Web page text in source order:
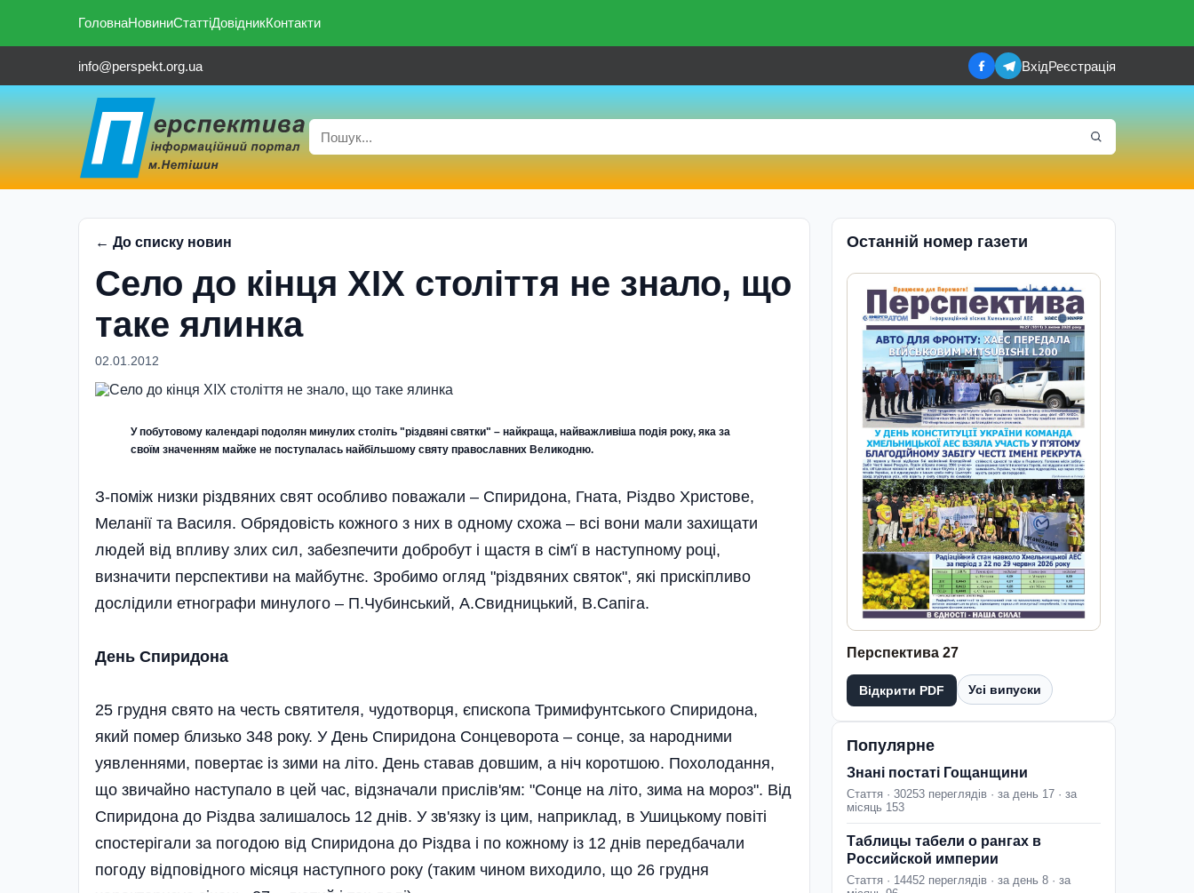
ГоловнаНовиниСтаттіДовідникКонтакти
info@perspekt.org.ua ВхідРеєстрація
← До списку новин
Село до кінця ХІХ століття не знало, що
таке ялинка
02.01.2012
У побутовому календарі подолян минулих століть "різдвяні святки" – найкраща, найважливіша подія року, яка за
своїм значенням майже не поступалась найбільшому святу православних Великодню.
З-поміж низки різдвяних свят особливо поважали – Спиридона, Гната, Різдво Христове,
Меланії та Василя. Обрядовість кожного з них в одному схожа – всі вони мали захищати
людей від впливу злих сил, забезпечити добробут і щастя в сім'ї в наступному році,
визначити перспективи на майбутнє. Зробимо огляд "різдвяних святок", які прискіпливо
дослідили етнографи минулого – П.Чубинський, А.Свидницький, В.Сапіга.
День Спиридона
25 грудня свято на честь святителя, чудотворця, єпископа Тримифунтського Спиридона,
який помер близько 348 року. У День Спиридона Сонцеворота – сонце, за народними
уявленнями, повертає із зими на літо. День ставав довшим, а ніч коротшою. Похолодання,
що звичайно наступало в цей час, відзначали прислів'ям: "Сонце на літо, зима на мороз". Від
Спиридона до Різдва залишалось 12 днів. У зв'язку із цим, наприклад, в Ушицькому повіті
спостерігали за погодою від Спиридона до Різдва і по кожному із 12 днів передбачали
погоду відповідного місяця наступного року (таким чином виходило, що 26 грудня
Останній номер газети
Перспектива 27
Відкрити PDF Усі випуски
Популярне
Знані постаті Гощанщини
Стаття · 30253 переглядів · за день 17 · за
місяць 153
Таблицы табели о рангах в
Российской империи
Стаття · 14452 переглядів · за день 8 · за